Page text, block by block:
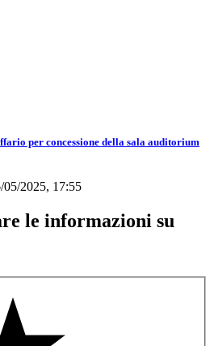
per concessione della sala auditorium
05/2025, 17:55
le informazioni su